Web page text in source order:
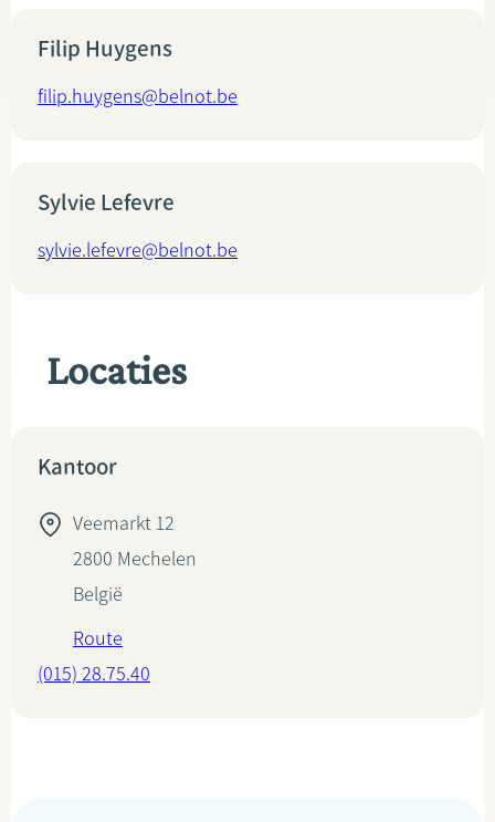
Filip Huygens
filip.huygens@belnot.be
Sylvie Lefevre
sylvie.lefevre@belnot.be
Locaties
Kantoor
Veemarkt 12
2800 Mechelen
België
Route
(015) 28.75.40